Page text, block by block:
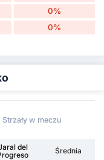
0%
0%
Strzały w meczu
del
Średnia